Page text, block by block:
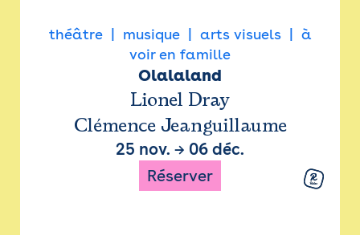
théâtre musique arts visuels
à
voir en famille
Olalaland
Lionel Dray
Clémence Jeanguillaume
25 nov. → 06 déc.
Réserver